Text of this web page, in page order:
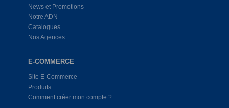
News et Promotions
Notre ADN
Catalogues
Nos Agences
E-COMMERCE
Site E-Commerce
Produits
Comment créer mon compte ?